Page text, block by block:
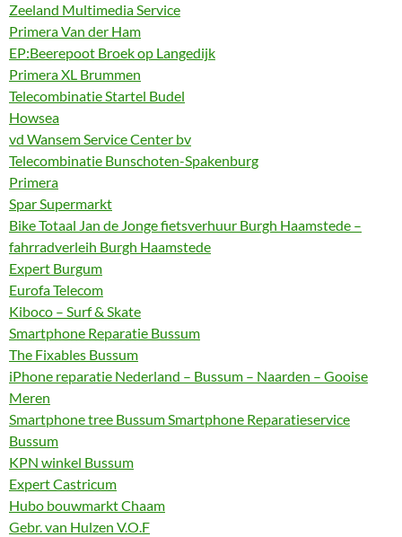
Zeeland Multimedia Service
Primera Van der Ham
EP:Beerepoot Broek op Langedijk
Primera XL Brummen
Telecombinatie Startel Budel
Howsea
vd Wansem Service Center bv
Telecombinatie Bunschoten-Spakenburg
Primera
Spar Supermarkt
Bike Totaal Jan de Jonge fietsverhuur Burgh Haamstede –
fahrradverleih Burgh Haamstede
Expert Burgum
Eurofa Telecom
Kiboco – Surf & Skate
Smartphone Reparatie Bussum
The Fixables Bussum
iPhone reparatie Nederland – Bussum – Naarden – Gooise
Meren
Smartphone tree Bussum Smartphone Reparatieservice
Bussum
KPN winkel Bussum
Expert Castricum
Hubo bouwmarkt Chaam
Gebr. van Hulzen V.O.F